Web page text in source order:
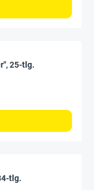
25-tlg.
tlg.